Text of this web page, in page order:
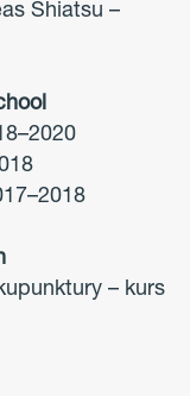
Shiatsu –
– kurs